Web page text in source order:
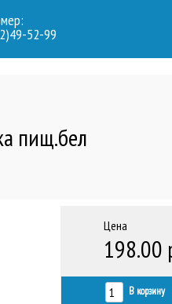
52-99
пищ.бел
Цена
198.00
В корзину